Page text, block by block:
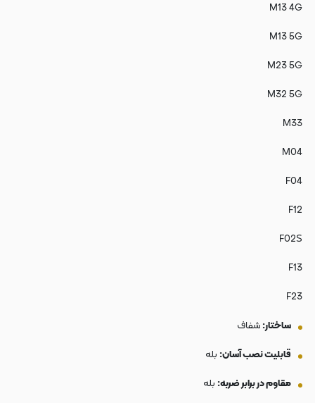
M13 4G
M13 5G
M23 5G
M32 5G
M33
M04
F04
F12
F02S
F13
F23
ساختار:شفاف
قابلیت نصب آسان: بله
مقاوم در برابر ضربه: بله